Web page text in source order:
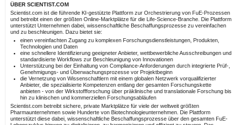
ÜBER SCIENTIST.COM
Scientist.com ist die führende KI-gestützte Plattform zur Orchestrierung von FuE-Prozessen
und betreibt einen der größten Online-Marktplätze für die Life-Science-Branche. Die Plattform
unterstützt Unternehmen dabei, wissenschaftliche Beschaffungsprozesse zu vereinfachen
und zu beschleunigen. Dazu bietet sie:
einen vereinfachten Zugang zu komplexen Forschungsdienstleistungen, Produkten,
Technologien und Daten
eine schnellere Identifizierung geeigneter Anbieter, wettbewerbliche Ausschreibungen und
standardisierte Workflows zur Beschleunigung von Innovationen
Unterstützung bei der Einhaltung von Compliance-Anforderungen durch integrierte Prüf-,
Genehmigungs- und Überwachungsprozesse vor Projektbeginn
die Vernetzung von Wissenschaftlern mit einem globalen Netzwerk vorqualifizierter
Anbieter, die spezialisierte Kompetenzen entlang der gesamten Forschungskette
anbieten - von der Wirkstoffforschung über präklinische und translationale Forschung bis
hin zu klinischen und kommerziellen Forschungsabläufen
Scientist.com betreibt sichere, private Marktplätze für viele der weltweit größten
Pharmaunternehmen sowie Hunderte von Biotechnologieunternehmen. Die Plattform
unterstützt diese dabei, wissenschaftliche Beschaffungsprozesse über den gesamten FuE-